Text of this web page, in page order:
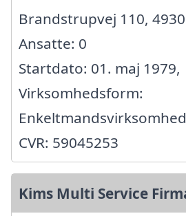
Brandstrupvej 110,
Ansatte: 0
Startdato: 01. maj 1979,
Virksomhedsform:
Enkeltmandsvirksomhed
CVR: 59045253
Kims Multi Service